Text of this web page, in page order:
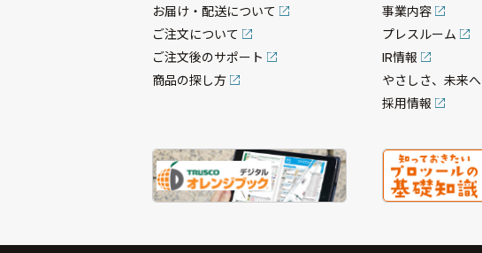
お届け・配送について
ご注文について
ご注文後のサポート
商品の探し方
事業内容
プレスルーム
IR情報
やさしさ、未来へ
採用情報